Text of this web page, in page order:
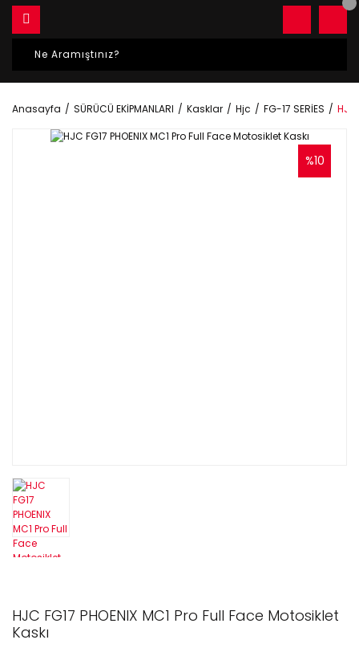
Anasayfa SÜRÜCÜ EKİPMANLARI Kasklar Hjc FG-17 SERİES HJC
%10
HJC FG17 PHOENIX MC1 Pro Full Face Motosiklet
Kaskı